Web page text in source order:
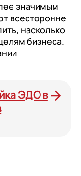
значимым
всесторонне
насколько
бизнеса.
ЭДО в